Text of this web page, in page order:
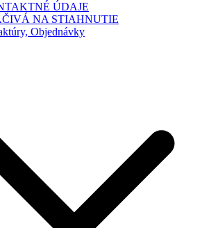
ÚDAJE
NA STIAHNUTIE
Objednávky